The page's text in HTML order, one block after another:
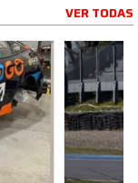
VER TODAS